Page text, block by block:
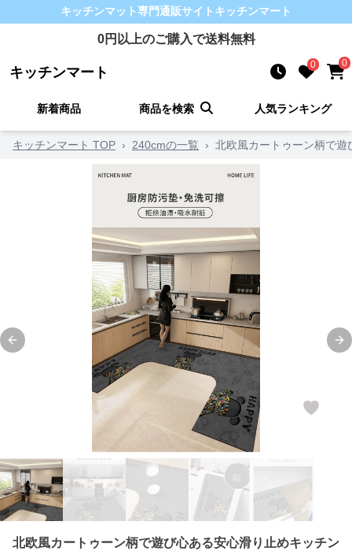
キッチンマット専門通販サイト キッチンマート
0円以上のご購入で送料無料
キッチンマート 0 0
新着商品 商品を検索 人気ランキング
キッチンマート TOP › 240cmの一覧 › 北欧風カートゥーン柄で
Previous slide
北欧風カートゥーン柄で遊び心ある安心滑り止めキッチン